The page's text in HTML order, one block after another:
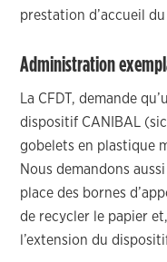
prestation d’accueil
Administration
La CFDT, demande
dispositif CANIBAL
gobelets en plastique
Nous demandons
place des bornes
de recycler le papier
l’extension du